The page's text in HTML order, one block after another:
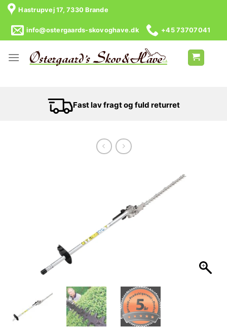
Skip
content
Hastrupvej 17, 7330 Brande
info@ostergaards-skovoghave.dk +45 73707041
Fast lav fragt og fuld returret